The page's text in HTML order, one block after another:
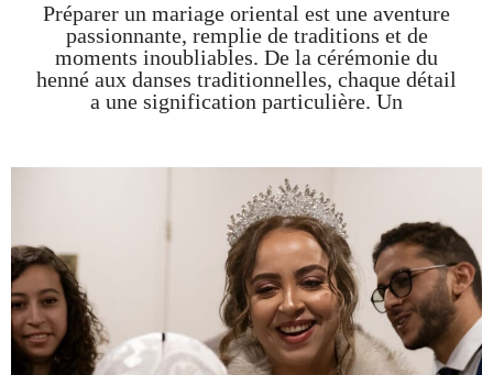
Préparer un mariage oriental est une aventure
passionnante, remplie de traditions et de
moments inoubliables. De la cérémonie du
henné aux danses traditionnelles, chaque détail
a une signification particulière. Un